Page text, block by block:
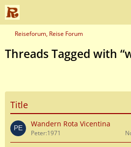
Reiseforum, Reise Forum
Threads Tagged with
Title
Wandern Rota Vicentina
Peter:1971